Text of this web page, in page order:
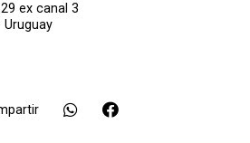
ex canal 3
Uruguay